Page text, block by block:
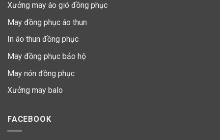
Xưởng may áo gió đồng phục
May đồng phục áo thun
In áo thun đồng phục
May đồng phục bảo hộ
May nón đồng phục
Xưởng may balo
FACEBOOK